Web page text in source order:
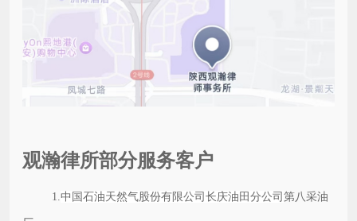
观瀚律所部分服务客户
1. 中国石油天然气股份有限公司长庆油田分公司 第八采油